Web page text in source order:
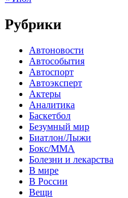
Рубрики
Автоновости
Автособытия
Автоспорт
Автоэксперт
Актеры
Аналитика
Баскетбол
Безумный мир
Биатлон/Лыжи
Бокс/MMA
Болезни и лекарства
В мире
В России
Вещи